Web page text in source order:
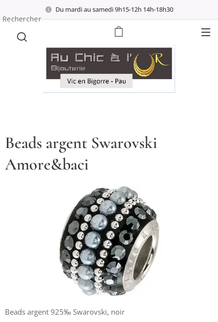
Du mardi au samedi 9h15-12h 14h-18h30
Rechercher
Beads argent Swarovski
Amore&baci
Beads argent 925‰ Swarovski, noir